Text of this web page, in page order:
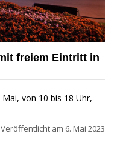
freiem Eintritt in
von 10 bis 18 Uhr,
Veröffentlicht am 6. Mai 2023